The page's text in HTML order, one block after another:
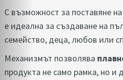
С възможност за поставяне на
е идеална за създаване на
семейство, деца, любов или
Механизмът позволява
продукта не само рамка, но и